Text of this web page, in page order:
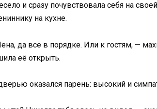
и сразу почувствовала себя на
на кухне.
да всё в порядке. Или к гостям, —
её открыть.
оказался парень: высокий и